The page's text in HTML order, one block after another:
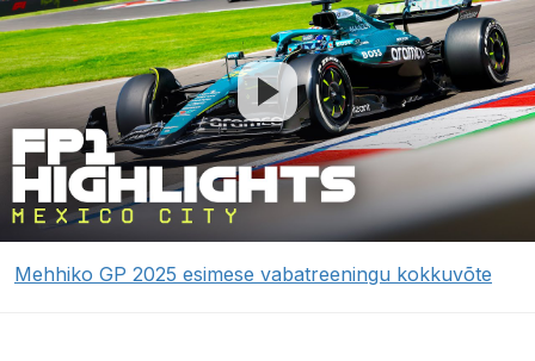
Mehhiko GP 2025 esimese vabatreeningu kokkuvõte